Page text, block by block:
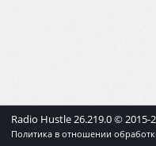
Radio Hustle26.219.0© 2015-
Политика в отношении